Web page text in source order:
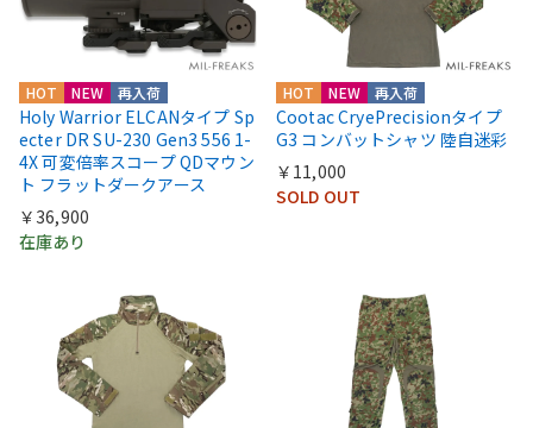
HOT NEW 再入荷
Holy Warrior ELCANタイプ Sp
ecter DR SU-230 Gen3 556 1-
4X 可変倍率スコープ QDマウン
ト フラットダークアース
￥36,900
在庫あり
HOT NEW 再入荷
Cootac CryePrecisionタイプ
G3 コンバットシャツ 陸自迷彩
￥11,000
SOLD OUT